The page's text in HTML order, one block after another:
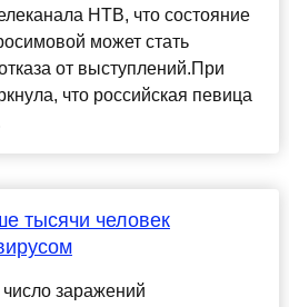
НТВ, что состояние
может стать
от выступлений.При
что российская певица
тысячи человек
число заражений